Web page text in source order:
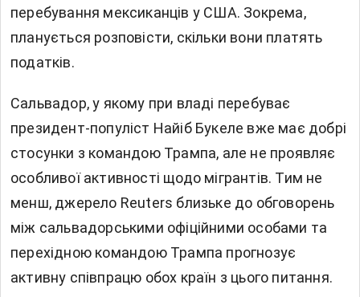
перебування мексиканців у США. Зокрема,
планується розповісти, скільки вони платять
податків.
Сальвадор, у якому при владі перебуває
президент-популіст Найіб Букеле вже має добрі
стосунки з командою Трампа, але не проявляє
особливої активності щодо мігрантів. Тим не
менш, джерело Reuters близьке до обговорень
між сальвадорськими офіційними особами та
перехідною командою Трампа прогнозує
активну співпрацю обох країн з цього питання.